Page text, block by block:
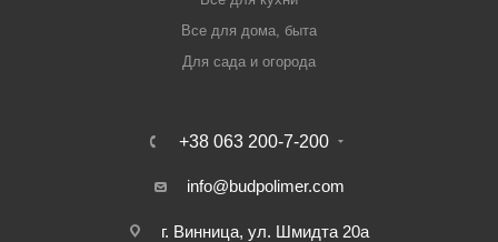
Все для дома, быта
Для сада и огорода
+38 063 200-7-200
info@budpolimer.com
г. Винница, ул. Шмидта 20а